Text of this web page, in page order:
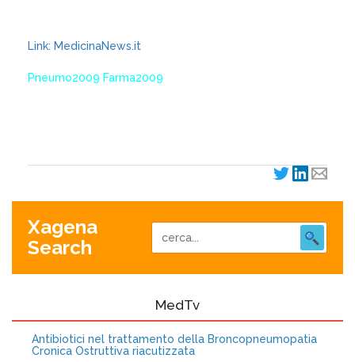
Link: MedicinaNews.it
Pneumo2009 Farma2009
Xagena
Search
MedTv
Antibiotici nel trattamento della Broncopneumopatia
Cronica Ostruttiva riacutizzata